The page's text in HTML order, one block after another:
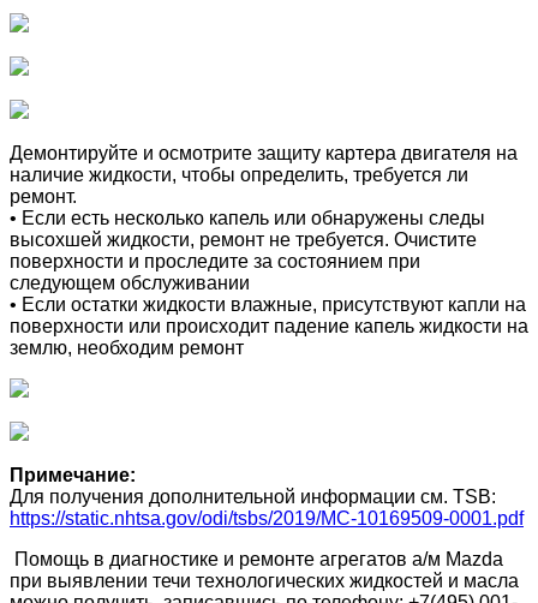
Демонтируйте и осмотрите защиту картера двигателя на
наличие жидкости, чтобы определить, требуется ли
ремонт.
• Если есть несколько капель или обнаружены следы
высохшей жидкости, ремонт не требуется. Очистите
поверхности и проследите за состоянием при
следующем обслуживании
• Если остатки жидкости влажные, присутствуют капли на
поверхности или происходит падение капель жидкости на
землю, необходим ремонт
Примечание:
Для получения дополнительной информации см. TSB:
https://static.nhtsa.gov/odi/tsbs/2019/MC-10169509-0001.pdf
Помощь в диагностике и ремонте агрегатов а/м Mazda
при выявлении течи технологических жидкостей и масла